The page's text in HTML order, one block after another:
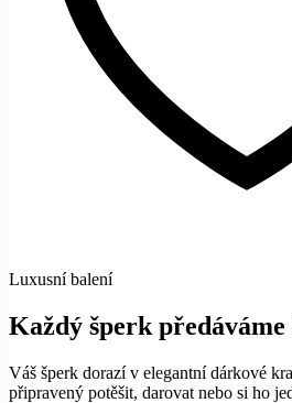
Luxusní balení
Každý šperk
Váš šperk dorazí v elegantní dárkové
připravený potěšit, darovat nebo si ho